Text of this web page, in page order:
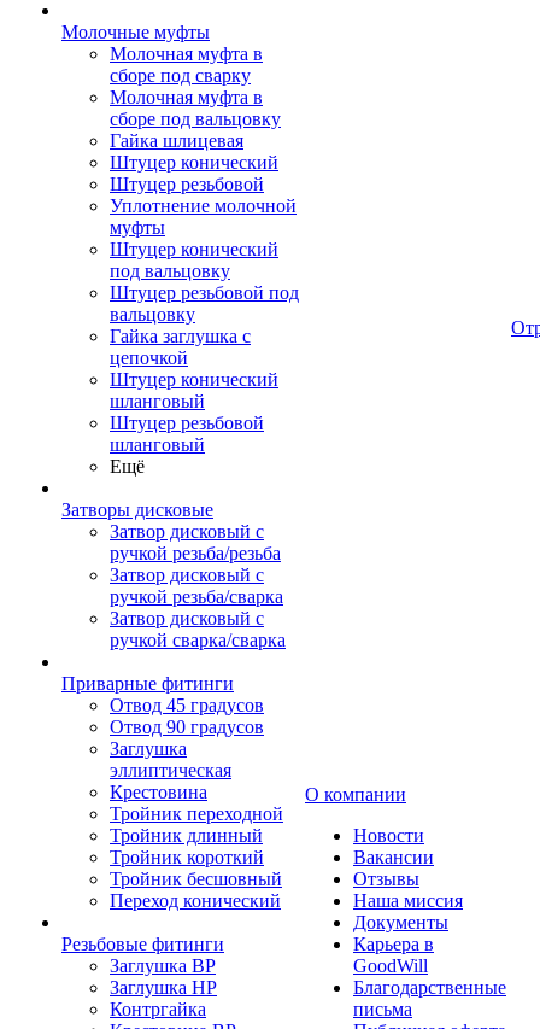
Молочные муфты
Молочная муфта в
сборе под сварку
Молочная муфта в
сборе под вальцовку
Гайка шлицевая
Штуцер конический
Штуцер резьбовой
Уплотнение молочной
муфты
Штуцер конический
под вальцовку
Штуцер резьбовой под
вальцовку
Гайка заглушка с
цепочкой
Штуцер конический
шланговый
Штуцер резьбовой
шланговый
Ещё
Затворы дисковые
Затвор дисковый с
ручкой резьба/резьба
Затвор дисковый с
ручкой резьба/сварка
Затвор дисковый с
ручкой сварка/сварка
Приварные фитинги
Отвод 45 градусов
Отвод 90 градусов
Заглушка
эллиптическая
Крестовина
Тройник переходной
Тройник длинный
Тройник короткий
Тройник бесшовный
Переход конический
Резьбовые фитинги
Заглушка ВР
Заглушка НР
Контргайка
О компании
Новости
Вакансии
Отзывы
Наша миссия
Документы
Карьера в
GoodWill
Благодарственные
письма